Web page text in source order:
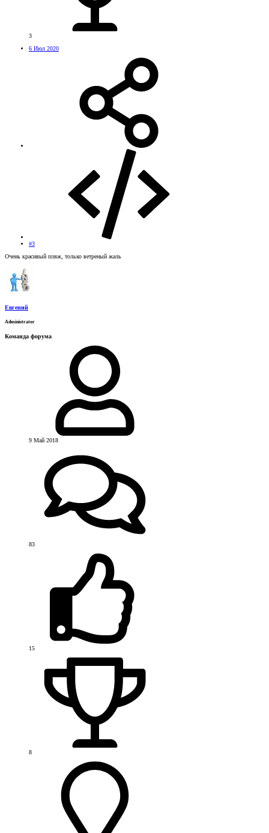
3
6 Июл 2020
#3
Очень красивый пляж, только ветреный жаль
Евгений
Administrator
Команда форума
9 Май 2018
83
15
8